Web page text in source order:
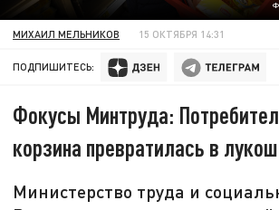
МИХАИЛ МЕЛЬНИКОВ 15 ОКТЯБРЯ 14:31
ПОДПИШИТЕСЬ:
Фокусы Минтруда:
корзина превратилась в
Министерство труда и